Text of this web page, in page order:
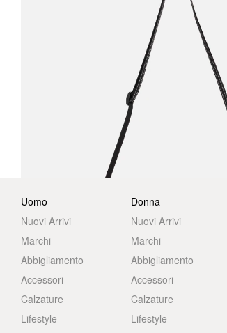
Uomo
Nuovi Arrivi
Marchi
Abbigliamento
Accessori
Calzature
Lifestyle
Donna
Nuovi Arrivi
Marchi
Abbigliamento
Accessori
Calzature
Lifestyle